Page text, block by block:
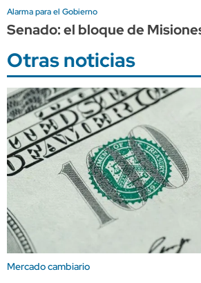
Alarma para el Gobierno
Senado: el bloque de
Otras noticias
Mercado cambiario